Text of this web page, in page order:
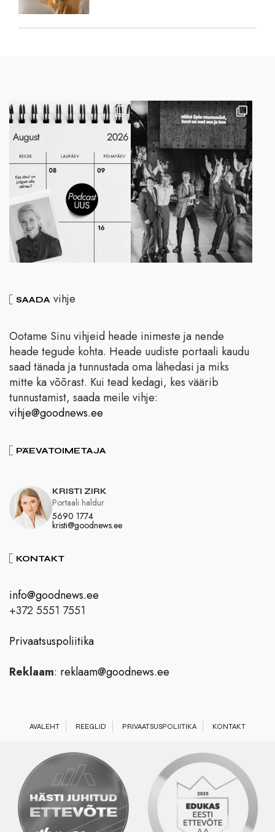
SAADA vihje
Ootame Sinu vihjeid heade inimeste ja nende
heade tegude kohta. Heade uudiste portaali kaudu
saad tänada ja tunnustada oma lähedasi ja miks
mitte ka võõrast. Kui tead kedagi, kes väärib
tunnustamist, saada meile vihje:
vihje@goodnews.ee
PÄEVATOIMETAJA
KRISTI ZIRK
5690 1774
kristi@goodnews.ee
Portaali haldur
KONTAKT
info@goodnews.ee
+372 5551 7551
Privaatsuspoliitika
Reklaam: reklaam@goodnews.ee
AVALEHT REEGLID PRIVAATSUSPOLIITIKA KONTAKT